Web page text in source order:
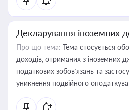
Декларування іноземних
Про що тема: Тема стосується
доходів, отриманих з іноземних
податкових зобов’язань та
уникнення подвійного